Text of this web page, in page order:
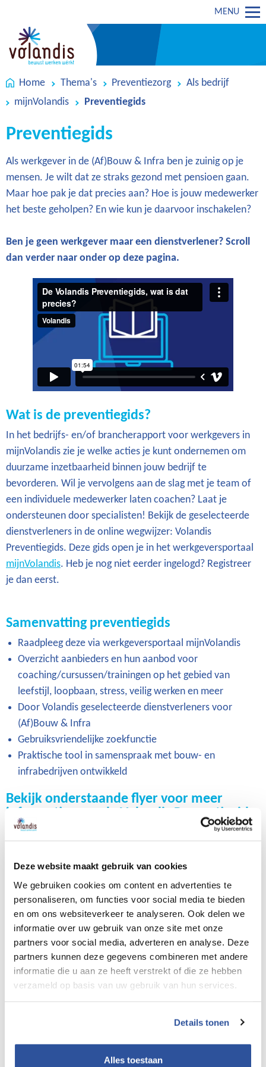
Deze website maakt gebruik van cookies
We gebruiken cookies om content en advertenties te
personaliseren, om functies voor social media te bieden
en om ons websiteverkeer te analyseren. Ook delen we
informatie over uw gebruik van onze site met onze
partners voor social media, adverteren en analyse. Deze
partners kunnen deze gegevens combineren met andere
informatie die u aan ze heeft verstrekt of die ze hebben
verzameld op basis van uw gebruik van hun services.
Details tonen
Alles toestaan
MENU
Home Thema's Preventiezorg
Als bedrijf
mijnVolandis
Preventiegids
Preventiegids
Als werkgever in de (Af)Bouw & Infra ben je zuinig op je
mensen. Je wilt dat ze straks gezond met pensioen gaan.
Maar hoe pak je dat precies aan? Hoe is jouw medewerker
het beste geholpen? En wie kun je daarvoor inschakelen?
Ben je geen werkgever maar een dienstverlener? Scroll
dan verder naar onder op deze pagina.
Wat is de preventiegids?
In het bedrijfs- en/of brancherapport voor werkgevers in
mijnVolandis zie je welke acties je kunt ondernemen om
duurzame inzetbaarheid binnen jouw bedrijf te
bevorderen. Wil je vervolgens aan de slag met je team of
een individuele medewerker laten coachen? Laat je
ondersteunen door specialisten! Bekijk de geselecteerde
dienstverleners in de online wegwijzer: Volandis
Preventiegids. Deze gids open je in het werkgeversportaal
mijnVolandis. Heb je nog niet eerder ingelogd? Registreer
je dan eerst.
Samenvatting preventiegids
Raadpleeg deze via werkgeversportaal mijnVolandis
Overzicht aanbieders en hun aanbod voor
coaching/cursussen/trainingen op het gebied van
leefstijl, loopbaan, stress, veilig werken en meer
Door Volandis geselecteerde dienstverleners voor
(Af)Bouw & Infra
Gebruiksvriendelijke zoekfunctie
Praktische tool in samenspraak met bouw- en
infrabedrijven ontwikkeld
Bekijk onderstaande flyer voor meer
informatie over de Volandis Preventiegids.
Dienstverlener Preventiegids
De Volandis Preventiegids is een online tool waar 10.000
werkgevers in de Bouw & Infra en Afbouw toegang tot
hebben. Werkgevers die gebruikmaken van de
Preventiegids om hun team of individuele werknemer te
helpen bij thema's rondom duurzame inzetbaarheid. Door